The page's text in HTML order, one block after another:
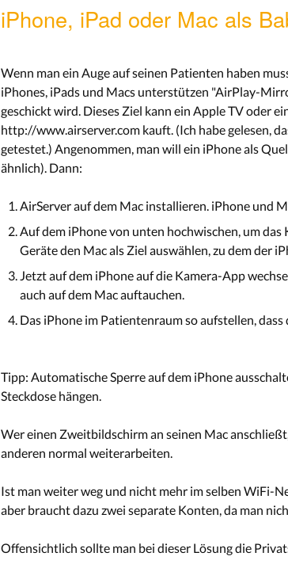
iPhone, iPad oder Mac als
Wenn man ein Auge auf seinen Patienten haben
iPhones, iPads und Macs unterstützen "AirPlay-
geschickt wird. Dieses Ziel kann ein Apple TV oder
http://www.airserver.com kauft. (Ich habe gelesen,
getestet.) Angenommen, man will ein iPhone als
ähnlich). Dann:
AirServer auf dem Mac installieren. iPhone und
Auf dem iPhone von unten hochwischen, um
Geräte den Mac als Ziel auswählen, zu dem
Jetzt auf dem iPhone auf die Kamera-App
auch auf dem Mac auftauchen.
Das iPhone im Patientenraum so aufstellen,
Tipp: Automatische Sperre auf dem iPhone
Steckdose hängen.
Wer einen Zweitbildschirm an seinen Mac
anderen normal weiterarbeiten.
Ist man weiter weg und nicht mehr im selben WiFi-
aber braucht dazu zwei separate Konten, da man
Offensichtlich sollte man bei dieser Lösung die